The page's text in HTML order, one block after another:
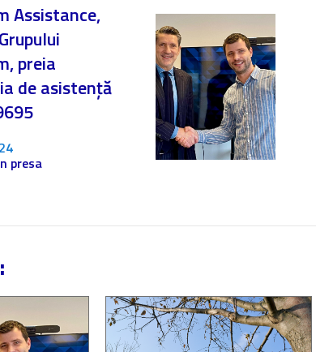
Assistance,
preia
de asistență
presa